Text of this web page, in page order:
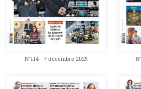
N°114 - 7 décembre 2025